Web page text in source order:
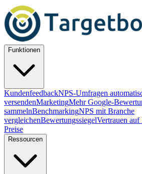
Funktionen
KundenfeedbackNPS-Umfragen
versendenMarketingMehr Google-
sammelnBenchmarkingNPS mit Branche
vergleichenBewertungssiegelVertrauen auf
Preise
Ressourcen